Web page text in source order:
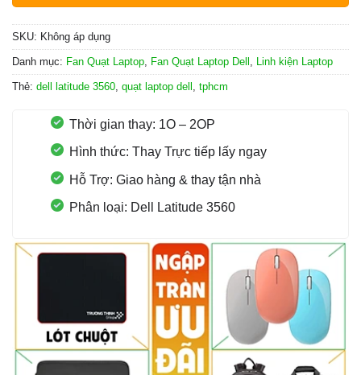
SKU: Không áp dụng
Danh mục: Fan Quạt Laptop Fan Quạt Laptop Dell Linh kiện Laptop
Thẻ: dell latitude 3560 quạt laptop dell tphcm
Thời gian thay: 1O – 2OP
Hình thức: Thay Trực tiếp lấy ngay
Hỗ Trợ: Giao hàng & thay tận nhà
Phân loại: Dell Latitude 3560